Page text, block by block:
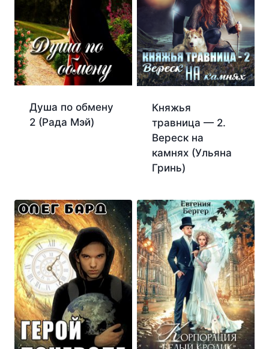
Душа по обмену
2 (Рада Мэй)
Княжья
травница — 2.
Вереск на
камнях (Ульяна
Гринь)